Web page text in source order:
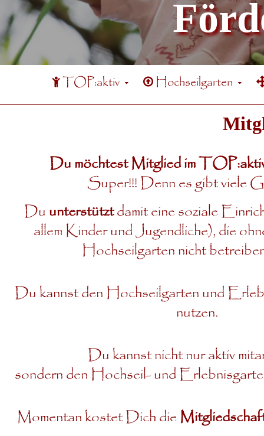
TOP:aktiv Hochseilgarten
Du möchtest Mitglied im
Super!!! Denn es gibt viele
Du unterstütztdamit eine soziale
allem Kinder und Jugendliche), die
Hochseilgarten nicht
Du kannst den Hochseilgarten und
nutzen.
Du kannst nicht nur aktiv
sondern den Hochseil- und
Momentan kostet Dich die